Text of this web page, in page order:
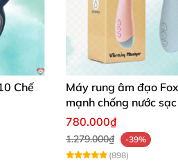
tránh làm tổn thương hậu môn
máu.
hoa nhất.
Chế
Máy rung âm đạo
mạnh chống nước
780.000₫
1.279.000₫
-39%
(898)